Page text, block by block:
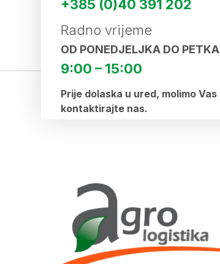
+385 (0)40 391 202
Radno vrijeme
OD PONEDJELJKA DO PETKA
9:00 – 15:00
Prije dolaska u ured, molimo Vas
kontaktirajte nas.